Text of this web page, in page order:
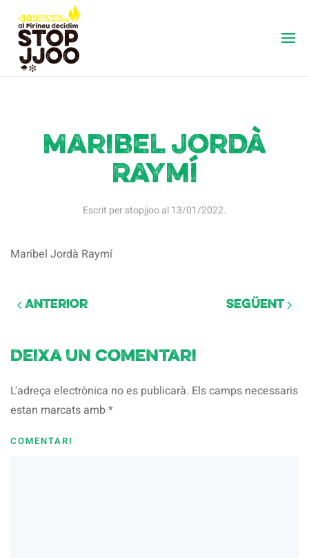
Maribel Jordà
Raymí
Escrit perstopjjooal13/01/2022.
Maribel Jordà Raymí
Anterior Següent
Deixa un comentari
L'adreça electrònica no es publicarà. Els camps necessaris
estan marcats amb*
COMENTARI